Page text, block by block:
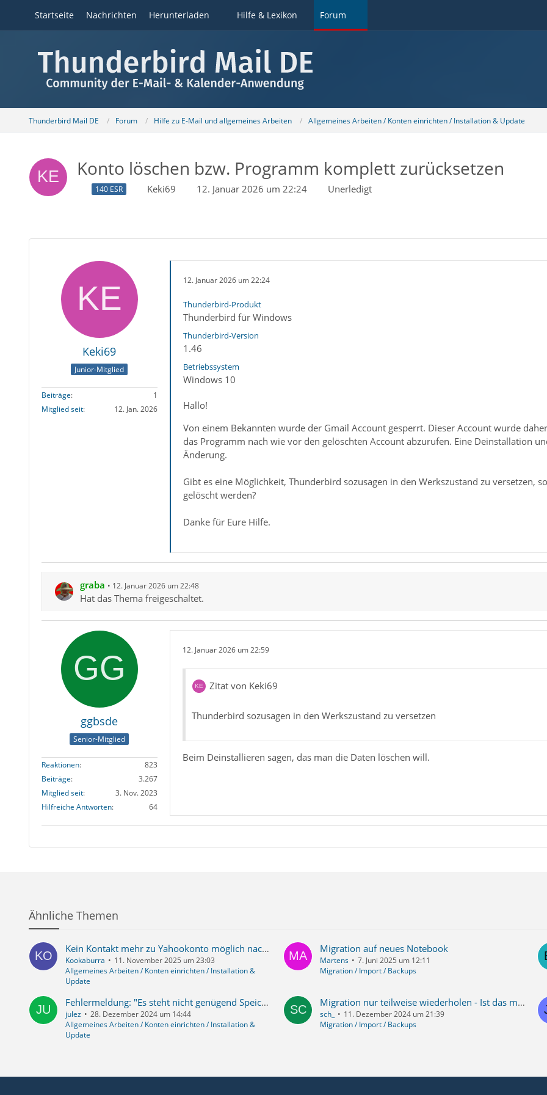
Startseite Nachrichten Herunterladen Hilfe & Lexikon Forum
Thunderbird Mail DE Forum Hilfe zu E-Mail und allgemeines Arbeiten Allgemeines Arbeiten / Konten einrichten / Installation & Update
Konto löschen bzw. Programm komplett zurücksetzen
140 ESR Keki69 12. Januar 2026 um 22:24 Unerledigt
Keki69
Junior-Mitglied
Beiträge
1
Mitglied seit
12. Jan. 2026
12. Januar 2026 um 22:24
Thunderbird-Produkt
Thunderbird für Windows
Thunderbird-Version
1.46
Betriebssystem
Windows 10
Hallo!
Von einem Bekannten wurde der Gmail Account gesperrt. Dieser Account wurde
das Programm nach wie vor den gelöschten Account abzurufen. Eine Deinstallation
Änderung.
Gibt es eine Möglichkeit, Thunderbird sozusagen in den Werkszustand zu versetzen,
gelöscht werden?
Danke für Eure Hilfe.
graba 12. Januar 2026 um 22:48
Hat das Thema freigeschaltet.
ggbsde
Senior-Mitglied
Reaktionen
823
Beiträge
3.267
Mitglied seit
3. Nov. 2023
Hilfreiche Antworten
64
12. Januar 2026 um 22:59
Zitat von Keki69
Thunderbird sozusagen in den Werkszustand zu versetzen
Beim Deinstallieren sagen, das man die Daten löschen will.
Ähnliche Themen
Kein Kontakt mehr zu Yahookonto möglich nach Passwortänderung
Kookaburra
11. November 2025 um 23:03
Allgemeines Arbeiten / Konten einrichten / Installation &
Update
Migration auf neues Notebook
Martens
7. Juni 2025 um 12:11
Migration / Import / Backups
Fehlermeldung: "Es steht nicht genügend Speicherplatz..."
julez
28. Dezember 2024 um 14:44
Allgemeines Arbeiten / Konten einrichten / Installation &
Update
Migration nur teilweise wiederholen - Ist das möglich? Voraussetzungen?
sch_
11. Dezember 2024 um 21:39
Migration / Import / Backups